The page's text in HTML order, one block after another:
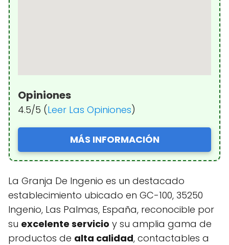
Opiniones
4.5/5 (Leer Las Opiniones)
MÁS INFORMACIÓN
La Granja De Ingenio es un destacado
establecimiento ubicado en GC-100, 35250
Ingenio, Las Palmas, España, reconocible por
su excelente servicio y su amplia gama de
productos de alta calidad, contactables a